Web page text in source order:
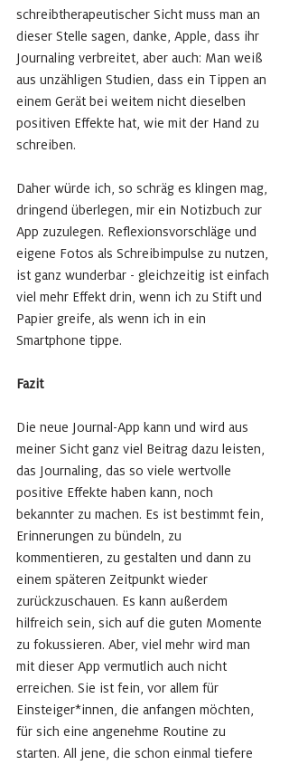
schreibtherapeutischer Sicht muss man an
dieser Stelle sagen, danke, Apple, dass ihr
Journaling verbreitet, aber auch: Man weiß
aus unzähligen Studien, dass ein Tippen an
einem Gerät bei weitem nicht dieselben
positiven Effekte hat, wie mit der Hand zu
schreiben.
Daher würde ich, so schräg es klingen mag,
dringend überlegen, mir ein Notizbuch zur
App zuzulegen. Reflexionsvorschläge und
eigene Fotos als Schreibimpulse zu nutzen,
ist ganz wunderbar - gleichzeitig ist einfach
viel mehr Effekt drin, wenn ich zu Stift und
Papier greife, als wenn ich in ein
Smartphone tippe.
Fazit
Die neue Journal-App kann und wird aus
meiner Sicht ganz viel Beitrag dazu leisten,
das Journaling, das so viele wertvolle
positive Effekte haben kann, noch
bekannter zu machen. Es ist bestimmt fein,
Erinnerungen zu bündeln, zu
kommentieren, zu gestalten und dann zu
einem späteren Zeitpunkt wieder
zurückzuschauen. Es kann außerdem
hilfreich sein, sich auf die guten Momente
zu fokussieren. Aber, viel mehr wird man
mit dieser App vermutlich auch nicht
erreichen. Sie ist fein, vor allem für
Einsteiger*innen, die anfangen möchten,
für sich eine angenehme Routine zu
starten. All jene, die schon einmal tiefere